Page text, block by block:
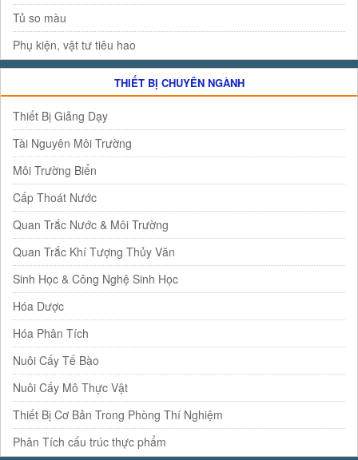
Tủ so màu
Phụ kiện, vật tư tiêu hao
THIẾT BỊ CHUYÊN NGÀNH
Thiết Bị Giảng Dạy
Tài Nguyên Môi Trường
Môi Trường Biển
Cấp Thoát Nước
Quan Trắc Nước & Môi Trường
Quan Trắc Khí Tượng Thủy Văn
Sinh Học & Công Nghệ Sinh Học
Hóa Dược
Hóa Phân Tích
Nuôi Cấy Tế Bào
Nuôi Cấy Mô Thực Vật
Thiết Bị Cơ Bản Trong Phòng Thí Nghiệm
Phân Tích cấu trúc thực phẩm